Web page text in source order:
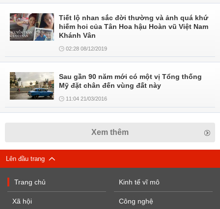
Tiết lộ nhan sắc đời thường và ảnh quá khứ
hiếm hoi của Tân Hoa hậu Hoàn vũ Việt Nam
Khánh Vân
02:28 08/12/2019
Sau gần 90 năm mới có một vị Tổng thống
Mỹ đặt chân đến vùng đất này
11:04 21/03/2016
Xem thêm
Lên đầu trang
Trang chủ
Xã hội
Kinh tế vĩ mô
Công nghệ